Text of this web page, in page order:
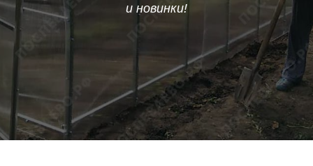
и новинки!